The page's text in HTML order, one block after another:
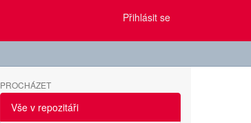
Přihlásit se
PROCHÁZET
Vše v repozitáři